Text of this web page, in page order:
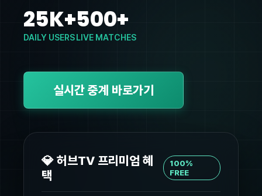
25K+
DAILY USERS
500+
LIVE MATCHES
실시간 중계 바로가기
💎 허브TV 프리미엄 혜
택
100%
FREE